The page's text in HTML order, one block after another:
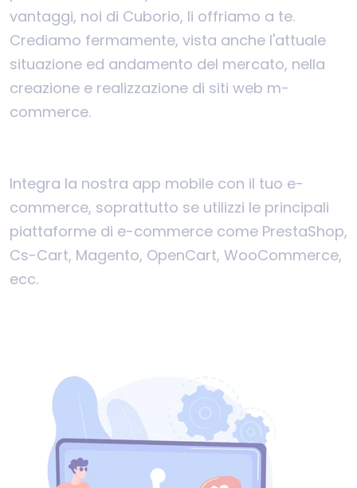
vantaggi, noi di Cuborio, li offriamo a te.
Crediamo fermamente, vista anche l'attuale
situazione ed andamento del mercato, nella
creazione e realizzazione di siti web m-
commerce.
Integra la nostra app mobile con il tuo e-
commerce, soprattutto se utilizzi le principali
piattaforme di e-commerce come PrestaShop,
Cs-Cart, Magento, OpenCart, WooCommerce,
ecc.